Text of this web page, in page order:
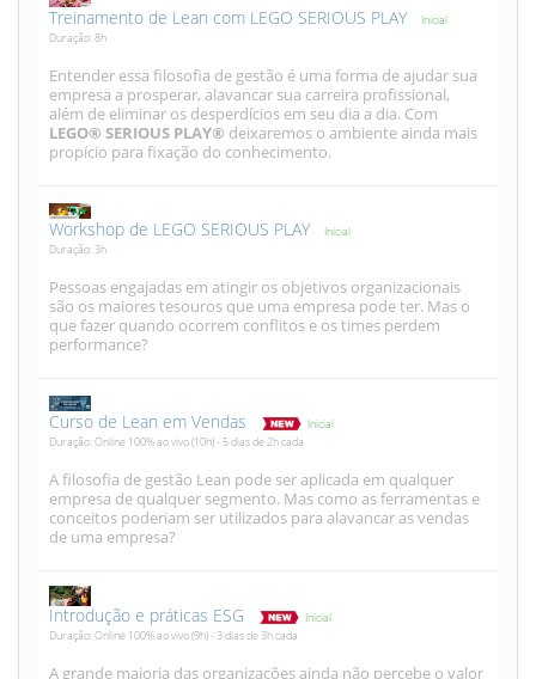
Treinamento de Lean com LEGO SERIOUS PLAY
Inicial
Duração: 8h
Entender essa filosofia de gestão é uma forma de ajudar sua
empresa a prosperar, alavancar sua carreira profissional,
além de eliminar os desperdícios em seu dia a dia. Com
LEGO® SERIOUS PLAY® deixaremos o ambiente ainda mais
propício para fixação do conhecimento.
Workshop de LEGO SERIOUS PLAY
Inicial
Duração: 3h
Pessoas engajadas em atingir os objetivos organizacionais
são os maiores tesouros que uma empresa pode ter. Mas o
que fazer quando ocorrem conflitos e os times perdem
performance?
Curso de Lean em Vendas
Inicial
Duração: Online 100% ao vivo (10h) - 5 dias de 2h cada
A filosofia de gestão Lean pode ser aplicada em qualquer
empresa de qualquer segmento. Mas como as ferramentas e
conceitos poderiam ser utilizados para alavancar as vendas
de uma empresa?
Introdução e práticas ESG
Inicial
Duração: Online 100% ao vivo (9h) - 3 dias de 3h cada
A grande maioria das organizações ainda não percebe o valor